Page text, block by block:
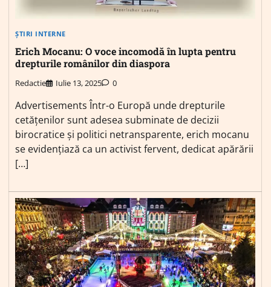
ȘTIRI INTERNE
Erich Mocanu: O voce incomodă în lupta pentru
drepturile românilor din diaspora
Redactie Iulie 13, 2025 0
Advertisements Într-o Europă unde drepturile
cetățenilor sunt adesea subminate de decizii
birocratice și politici netransparente, erich mocanu
se evidențiază ca un activist fervent, dedicat apărării
[…]